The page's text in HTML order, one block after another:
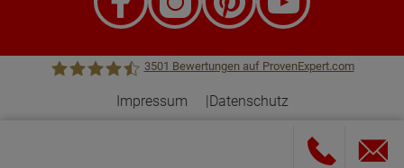
3501 Bewertungen auf ProvenExpert.com
Impressum Datenschutz